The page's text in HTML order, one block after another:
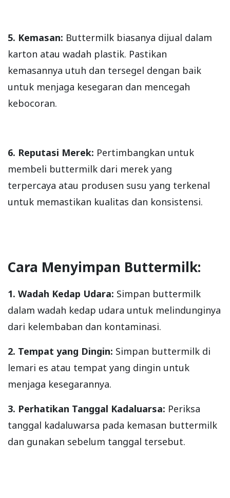
5. Kemasan: Buttermilk biasanya dijual dalam
karton atau wadah plastik. Pastikan
kemasannya utuh dan tersegel dengan baik
untuk menjaga kesegaran dan mencegah
kebocoran.
6. Reputasi Merek: Pertimbangkan untuk
membeli buttermilk dari merek yang
terpercaya atau produsen susu yang terkenal
untuk memastikan kualitas dan konsistensi.
Cara Menyimpan Buttermilk:
1. Wadah Kedap Udara: Simpan buttermilk
dalam wadah kedap udara untuk melindunginya
dari kelembaban dan kontaminasi.
2. Tempat yang Dingin: Simpan buttermilk di
lemari es atau tempat yang dingin untuk
menjaga kesegarannya.
3. Perhatikan Tanggal Kadaluarsa: Periksa
tanggal kadaluwarsa pada kemasan buttermilk
dan gunakan sebelum tanggal tersebut.